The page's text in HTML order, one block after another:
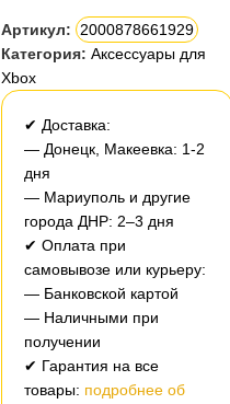
Артикул:
2000878661929
Категория: Аксессуары для
Xbox
✔ Доставка:
— Донецк, Макеевка: 1-2
дня
— Мариуполь и другие
города ДНР: 2–3 дня
✔ Оплата при
самовывозе или курьеру:
— Банковской картой
— Наличными при
получении
✔ Гарантия на все
товары: подробнее об